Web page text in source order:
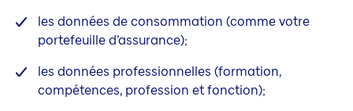
les données de consommation (comme votre
portefeuille d’assurance);
les données professionnelles (formation,
compétences, profession et fonction);